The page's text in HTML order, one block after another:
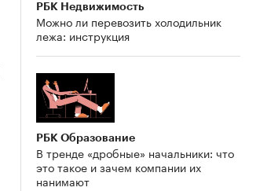
РБК Недвижимость
Можно ли перевозить холодильник
лежа: инструкция
РБК Образование
В тренде «дробные» начальники: что
это такое и зачем компании их
нанимают